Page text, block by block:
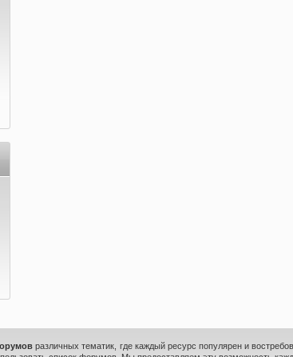
различных тематик, где каждый ресурс популярен и